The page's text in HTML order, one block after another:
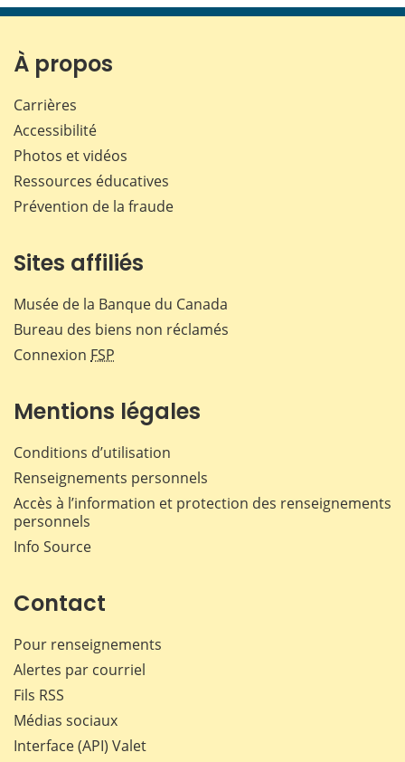
page page page page
À propos
Carrières
Accessibilité
Photos et vidéos
Ressources éducatives
Prévention de la fraude
Sites affiliés
Musée de la Banque du Canada
Bureau des biens non réclamés
Connexion FSP
Mentions légales
Conditions d’utilisation
Renseignements personnels
Accès à l’information et protection des renseignements
personnels
Info Source
Contact
Pour renseignements
Alertes par courriel
Fils RSS
Médias sociaux
Interface (API) Valet